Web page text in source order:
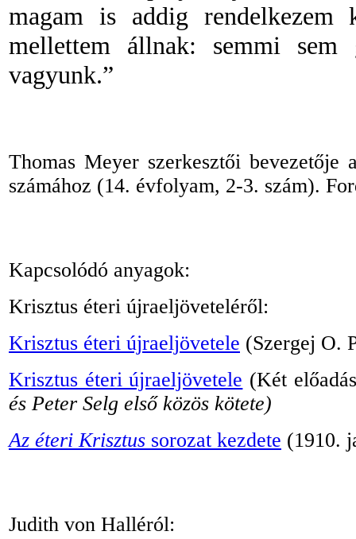
magam is addig rendelkezem
mellettem állnak: semmi sem
vagyunk.”
Thomas Meyer szerkesztői bevezetője
számához (14. évfolyam, 2-3. szám).
Kapcsolódó anyagok:
Krisztus éteri újraeljöveteléről:
Krisztus éteri újraeljövetele (Szergej O.
Krisztus éteri újraeljövetele (Két
és Peter Selg első közös kötete)
Az éteri Krisztus sorozat kezdete (1910.
Judith von Halléról: